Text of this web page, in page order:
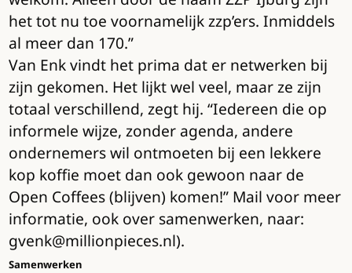
het tot nu toe voornamelijk zzp’ers. Inmiddels
al meer dan 170.”
Van Enk vindt het prima dat er netwerken bij
zijn gekomen. Het lijkt wel veel, maar ze zijn
totaal verschillend, zegt hij. “Iedereen die op
informele wijze, zonder agenda, andere
ondernemers wil ontmoeten bij een lekkere
kop koffie moet dan ook gewoon naar de
Open Coffees (blijven) komen!” Mail voor meer
informatie, ook over samenwerken, naar:
gvenk@millionpieces.nl).
Samenwerken